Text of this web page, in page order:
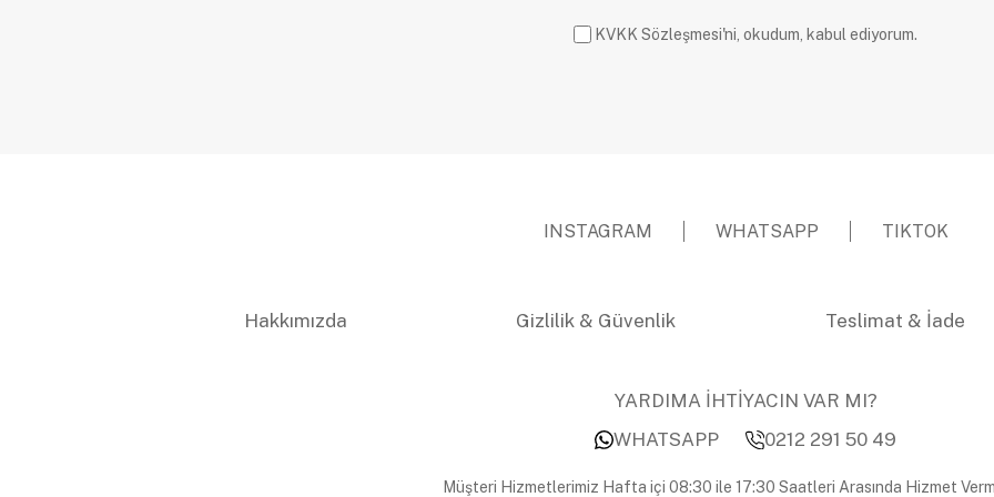
KVKK Sözleşmesi'ni, okudum, kabul ediyorum.
INSTAGRAM WHATSAPP TIKTOK
Hakkımızda Gizlilik & Güvenlik Teslimat & İade
YARDIMA İHTİYACIN VAR MI?
WHATSAPP
0212 291 50 49
Müşteri Hizmetlerimiz Hafta içi 08:30 ile 17:30 Saatleri Arasında Hizmet